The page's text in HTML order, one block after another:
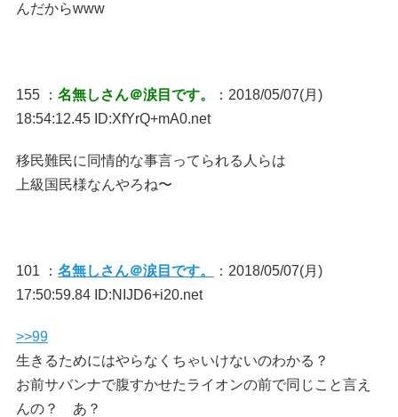
んだからwww
155 ： 名無しさん＠涙目です。
：2018/05/07(月)
18:54:12.45 ID:XfYrQ+mA0.net
移民難民に同情的な事言ってられる人らは
上級国民様なんやろね〜
101 ： 名無しさん＠涙目です。
：2018/05/07(月)
17:50:59.84 ID:NIJD6+i20.net
>>99
生きるためにはやらなくちゃいけないのわかる？
お前サバンナで腹すかせたライオンの前で同じこと言え
んの？ あ？